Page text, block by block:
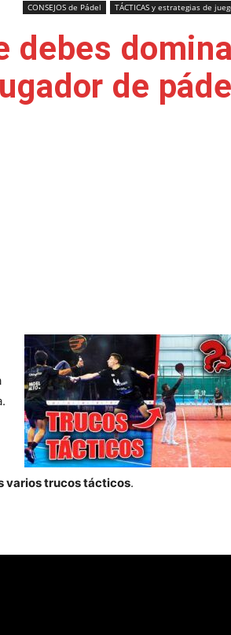
CONSEJOS de Pádel TÁCTICAS y estrategias de
debes
de
varios trucos tácticos.